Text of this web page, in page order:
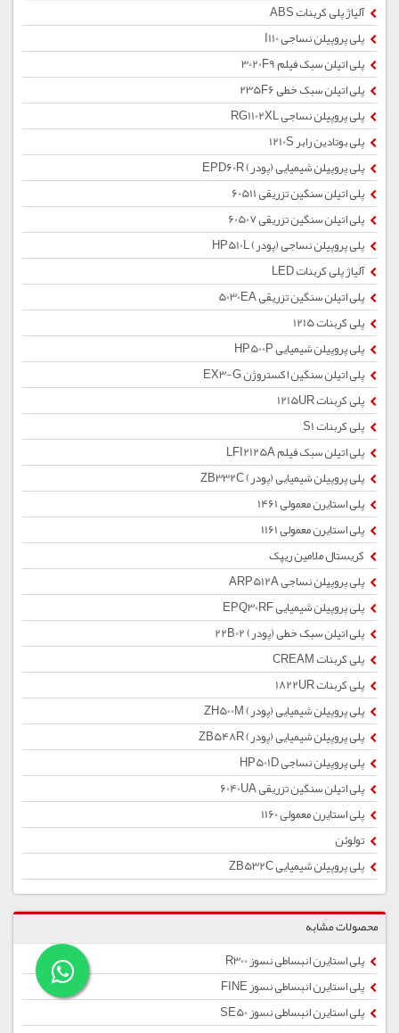
آلیاژ پلی کربنات ABS
پلی پروپیلن نساجی I110
پلی اتیلن سبک فیلم 3020F9
پلی اتیلن سبک خطی 235F6
پلی پروپیلن نساجی RG1102XL
پلی بوتادین رابر 1210S
پلی پروپیلن شیمیایی (پودر) EPD60R
پلی اتیلن سنگین تزریقی 60511
پلی اتیلن سنگین تزریقی 60507
پلی پروپیلن نساجی (پودر) HP510L
آلیاژ پلی کربنات LED
پلی اتیلن سنگین تزریقی 5030EA
پلی کربنات 1215
پلی پروپیلن شیمیایی HP500P
پلی اتیلن سنگین اکستروژن EX3-G
پلی کربنات 1215UR
پلی کربنات S1
پلی اتیلن سبک فیلم LFI2125A
پلی پروپیلن شیمیایی (پودر) ZB332C
پلی استایرن معمولی 1461
پلی استایرن معمولی 1161
کریستال ملامین ریپک
پلی پروپیلن نساجی ARP512A
پلی پروپیلن شیمیایی EPQ30RF
پلی اتیلن سبک خطی (پودر) 22B02
پلی کربنات CREAM
پلی کربنات 1822UR
پلی پروپیلن شیمیایی (پودر) ZH500M
پلی پروپیلن شیمیایی (پودر) ZB548R
پلی پروپیلن نساجی HP501D
پلی اتیلن سنگین تزریقی 6040UA
پلی استایرن معمولی 1160
تولوئن
پلی پروپیلن شیمیایی ZB532C
محصولات مشابه
پلی استایرن انبساطی نسوز R300
پلی استایرن انبساطی نسوز FINE
پلی استایرن انبساطی نسوز SE50